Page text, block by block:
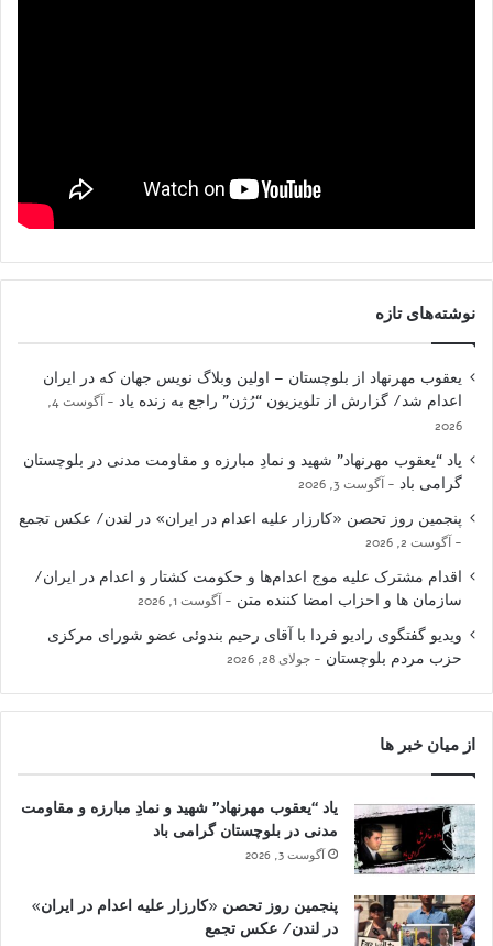
نوشته‌های تازه
یعقوب مهرنهاد از بلوچستان – اولین وبلاگ نویس جهان که در ایران
اعدام شد/ گزارش از تلویزیون “رُژن” راجع به زنده یاد
آگوست 4,
2026
یاد “یعقوب مهرنهاد” شهید و نمادِ مبارزه و مقاومت مدنی در بلوچستان
گرامی باد
آگوست 3, 2026
پنجمین روز تحصن «کارزار علیه اعدام در ایران» در لندن/ عکس تجمع
آگوست 2, 2026
اقدام مشترک علیه موج اعدام‌ها و حکومت کشتار و اعدام در ایران/
سازمان ها و احزاب امضا کننده متن
آگوست 1, 2026
ویدیو گفتگوی رادیو فردا با آقای رحیم بندوئی عضو شورای مرکزی
حزب مردم بلوچستان
جولای 28, 2026
از میان خبر ها
یاد “یعقوب مهرنهاد” شهید و نمادِ مبارزه و مقاومت
مدنی در بلوچستان گرامی باد
آگوست 3, 2026
پنجمین روز تحصن «کارزار علیه اعدام در ایران»
در لندن/ عکس تجمع